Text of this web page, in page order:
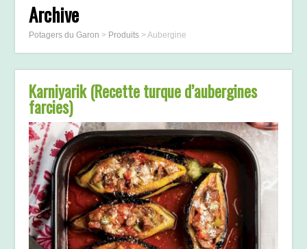
Archive
Potagers du Garon > Produits >Aubergine
Karniyarik (Recette turque d’aubergines
farcies)